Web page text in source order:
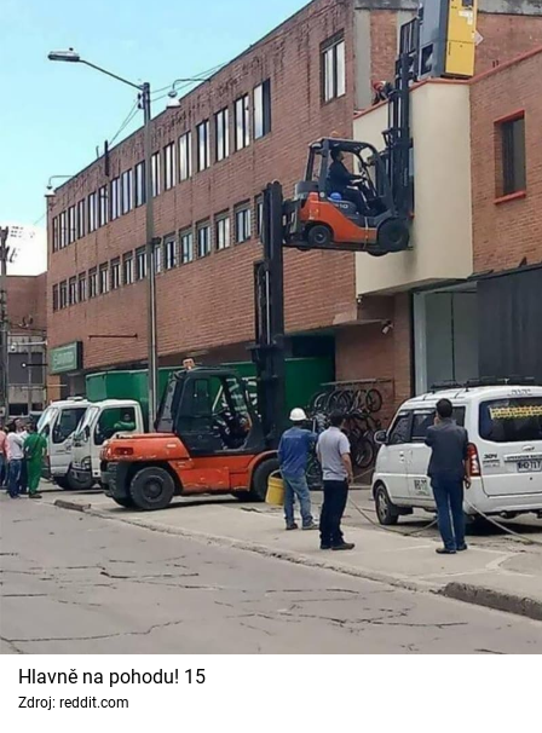
Hlavně na pohodu! 15
Zdroj: reddit.com